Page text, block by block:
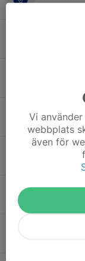
25 jan,
God jul
20 dec
Stora
15 dec
Vi
webbplats
även för